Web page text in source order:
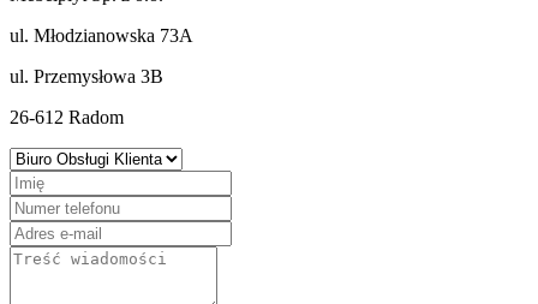
ul. Młodzianowska 73A
ul. Przemysłowa 3B
26-612 Radom